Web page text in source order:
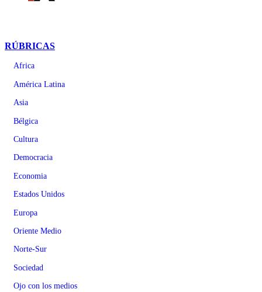
RÚBRICAS
Africa
América Latina
Asia
Bélgica
Cultura
Democracia
Economia
Estados Unidos
Europa
Oriente Medio
Norte-Sur
Sociedad
Ojo con los medios